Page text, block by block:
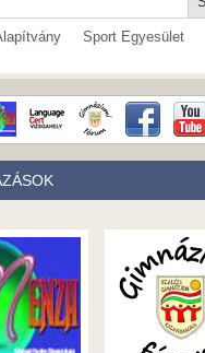
Sport Egyesület